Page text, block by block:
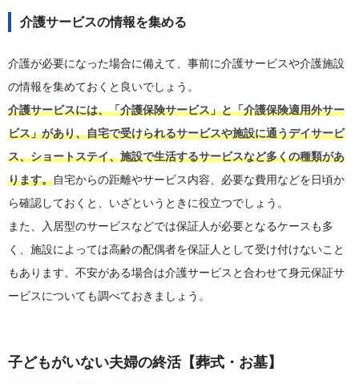
介護サービスの情報を集める
介護が必要になった場合に備えて、事前に介護サービスや介護施設
の情報を集めておくと良いでしょう。
介護サービスには、「介護保険サービス」と「介護保険適用外サー
ビス」があり、自宅で受けられるサービスや施設に通うデイサービ
ス、ショートステイ、施設で生活するサービスなど多くの種類があ
ります。自宅からの距離やサービス内容、必要な費用などを日頃か
ら確認しておくと、いざというときに役立つでしょう。
また、入居型のサービスなどでは保証人が必要となるケースも多
く、施設によっては高齢の配偶者を保証人として受け付けないこと
もあります。不安がある場合は介護サービスと合わせて身元保証サ
ービスについても調べておきましょう。
子どもがいない夫婦の終活【葬式・お墓】